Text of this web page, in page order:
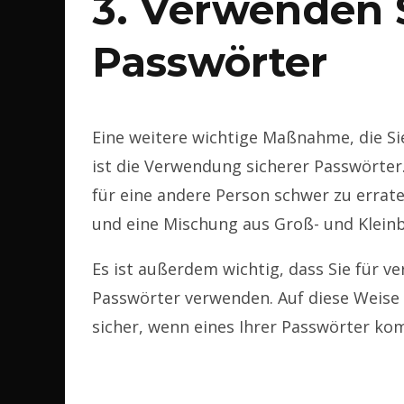
Passwörter
Eine weitere wichtige Maßnahme, die
ist die Verwendung sicherer
für eine andere Person schwer zu
und eine Mischung aus Groß- und
Es ist außerdem wichtig, dass Sie für
Passwörter verwenden. Auf diese
sicher, wenn eines Ihrer Passwörter